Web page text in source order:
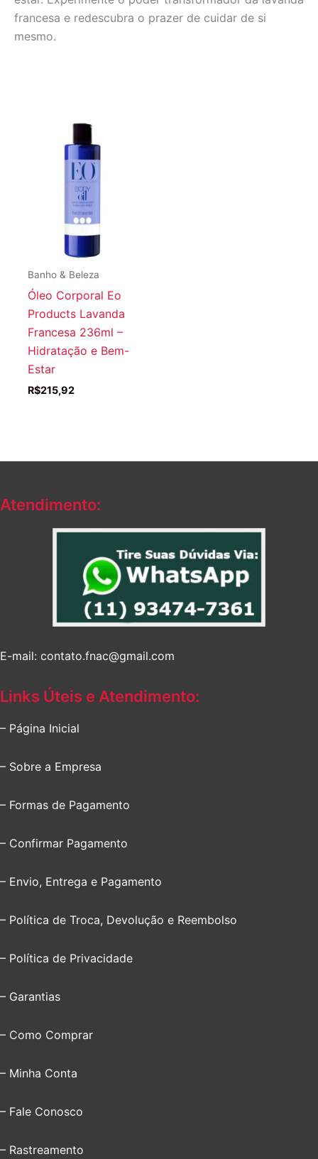
francesa e redescubra o prazer de cuidar de si
mesmo.
Banho & Beleza
Óleo Corporal Eo
Products Lavanda
Francesa 236ml –
Hidratação e Bem-
Estar
R$215,92
Atendimento:
E-mail: contato.fnac@gmail.com
Links Úteis e Atendimento:
– Página Inicial
– Sobre a Empresa
– Formas de Pagamento
– Confirmar Pagamento
– Envio, Entrega e Pagamento
– Política de Troca, Devolução e Reembolso
– Política de Privacidade
– Garantias
– Como Comprar
– Minha Conta
– Fale Conosco
– Rastreamento